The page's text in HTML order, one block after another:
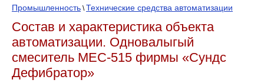
Промышленность \Технические средства автоматизации
Состав и характеристика объекта
автоматизации. Одновалыгый
смеситель МЕС-515 фирмы «Сундс
Дефибратор»